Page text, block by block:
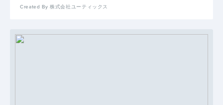
Created By 株式会社ユーティックス